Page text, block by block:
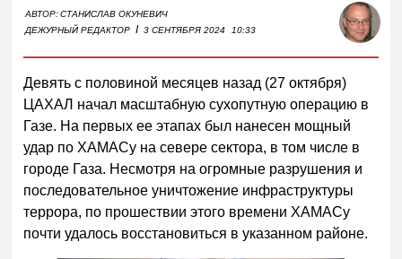
АВТОР:СТАНИСЛАВ ОКУНЕВИЧ
ДЕЖУРНЫЙ РЕДАКТОР I 3 СЕНТЯБРЯ 2024 10:33
Девять с половиной месяцев назад (27 октября)
ЦАХАЛ начал масштабную сухопутную операцию в
Газе. На первых ее этапах был нанесен мощный
удар по ХАМАСу на севере сектора, в том числе в
городе Газа. Несмотря на огромные разрушения и
последовательное уничтожение инфраструктуры
террора, по прошествии этого времени ХАМАСу
почти удалось восстановиться в указанном районе.